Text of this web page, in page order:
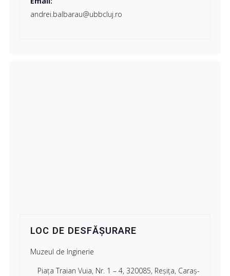
andrei.balbarau@ubbcluj.ro
LOC DE DESFĂȘURARE
Muzeul de Inginerie
Piaţa Traian Vuia, Nr. 1 – 4, 320085, Reşiţa, Caraş-